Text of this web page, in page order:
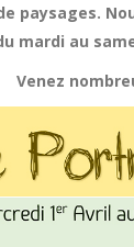
paysages.
mardi au
Venez